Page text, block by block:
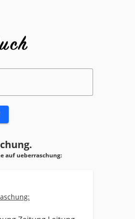
auf ueberraschung: